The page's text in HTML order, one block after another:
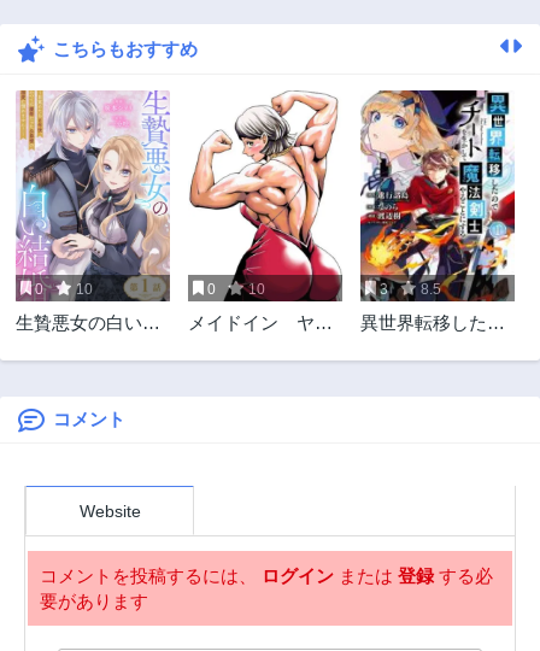
第255話
第253話
4ヶ月前
第252話
5ヶ月前
第251話
5ヶ月前
第250話
5ヶ月前
第249話
6ヶ月前
第248話
6ヶ月前
第247話
6ヶ月前
第246話
6ヶ月前
第245話 第244話
第243話
第241話
8ヶ月前
第239話
8ヶ月前
第238話
9ヶ月前
第237話
こちらもおすすめ
0 10
生贄悪女の白い結
だった公爵様の溺
愛に慣れません！
0 10
メイドイン ヤマ
3 8.5
異世界転移したの
とにする
コメント
Website
コメントを投稿するには、 ログイン または 登録する必
要があります